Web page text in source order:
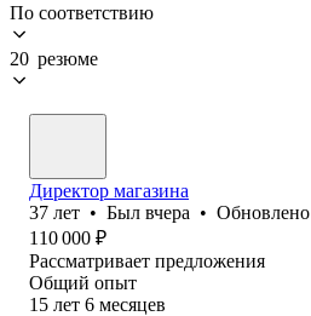
По соответствию
20 резюме
Директор магазина
37 лет • Был вчера • Обновлено
110 000 ₽
Рассматривает предложения
Общий опыт
15 лет 6 месяцев